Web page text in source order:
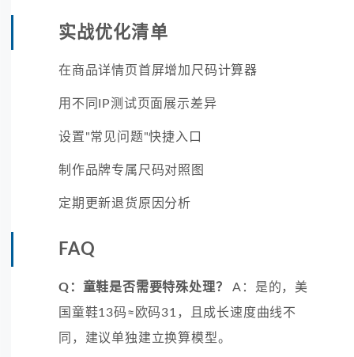
实战优化清单
在商品详情页首屏增加尺码计算器
用不同IP测试页面展示差异
设置"常见问题"快捷入口
制作品牌专属尺码对照图
定期更新退货原因分析
FAQ
Q：童鞋是否需要特殊处理？
A：是的，美
国童鞋13码≈欧码31，且成长速度曲线不
同，建议单独建立换算模型。